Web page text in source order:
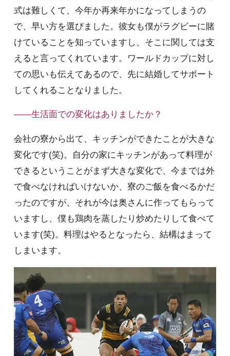
式は難しくて、今年か再来年かになってしまうの
で、早い方を選びました。彼女も僕がラグビーに賭
けていることを知っていますし、そこに関しては支
えると言ってくれています。ワールドカップに対し
ての思いも伝えてあるので、先に結婚してサポート
してくれることなりました。
――生活面での変化はありましたか？
会社の寮から出て、キッチンができたことが大きな
変化です(笑)。自分の家にキッチンがあって料理が
できるということがまず大きな変化で、今までは外
で食べなければいけないか、寮のご飯を食べるかだ
ったのですが、それが今は奥さんに作ってもらって
いますし、僕も鶏肉を蒸したり炒めたりして食べて
います(笑)。料理はやるとなったら、結構はまって
しまいます。